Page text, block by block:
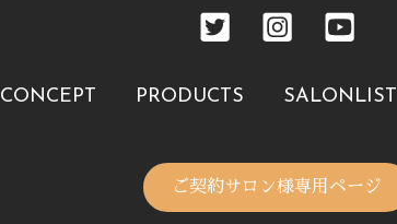
CONCEPT PRODUCTS SALONLIST
ご契約サロン様専用ページ